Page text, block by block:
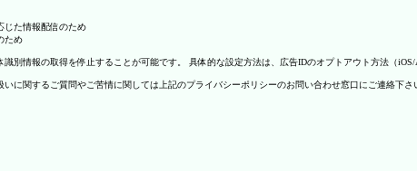
じた情報配信のため
ため
別情報の取得を停止することが可能です。 具体的な設定方法は、広告IDのオプトアウト方法（iOS/
に関するご質問やご苦情に関しては上記のプライバシーポリシーのお問い合わせ窓口にご連絡下さ